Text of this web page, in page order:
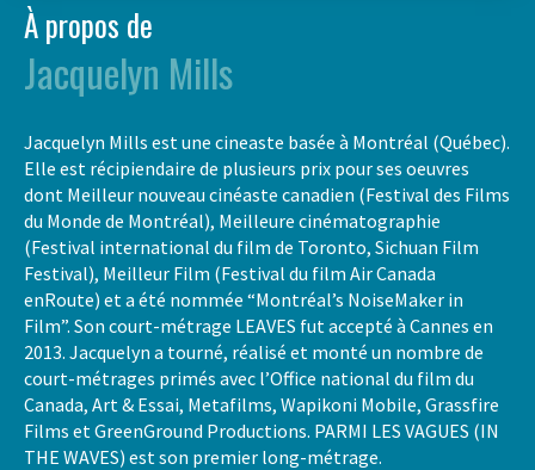
À propos de
Jacquelyn Mills
Jacquelyn Mills est une cineaste basée à Montréal (Québec).
Elle est récipiendaire de plusieurs prix pour ses oeuvres
dont Meilleur nouveau cinéaste canadien (Festival des Films
du Monde de Montréal), Meilleure cinématographie
(Festival international du film de Toronto, Sichuan Film
Festival), Meilleur Film (Festival du film Air Canada
enRoute) et a été nommée “Montréal’s NoiseMaker in
Film”. Son court-métrage LEAVES fut accepté à Cannes en
2013. Jacquelyn a tourné, réalisé et monté un nombre de
court-métrages primés avec l’Office national du film du
Canada, Art & Essai, Metafilms, Wapikoni Mobile, Grassfire
Films et GreenGround Productions. PARMI LES VAGUES (IN
THE WAVES) est son premier long-métrage.